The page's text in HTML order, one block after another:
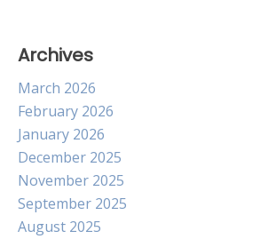
Archives
March 2026
February 2026
January 2026
December 2025
November 2025
September 2025
August 2025